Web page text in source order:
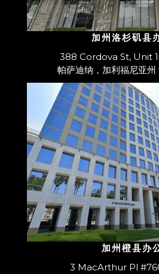
加州洛杉矶县
388 Cordova St, Unit
帕萨迪纳，加利福尼亚州
加州橙县办
3 MacArthur Pl